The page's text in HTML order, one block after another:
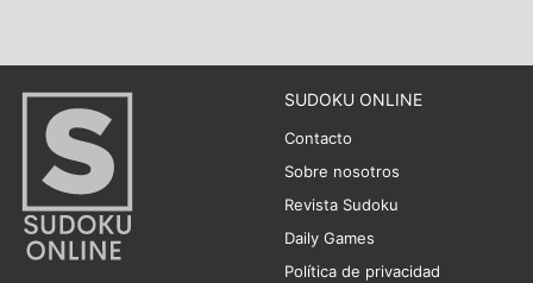
SUDOKU ONLINE
Contacto
Sobre nosotros
Revista Sudoku
Daily Games
Política de privacidad